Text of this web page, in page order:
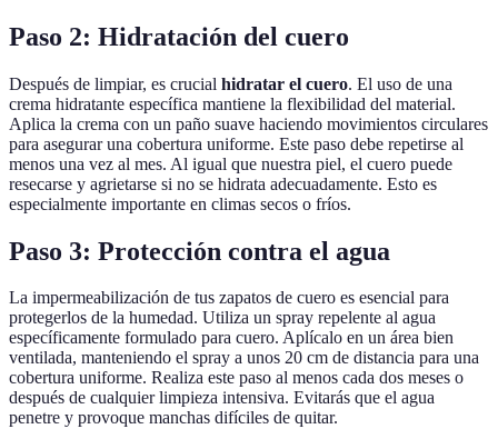
Paso 2: Hidratación del cuero
Después de limpiar, es crucial hidratar el cuero. El uso de una
crema hidratante específica mantiene la flexibilidad del material.
Aplica la crema con un paño suave haciendo movimientos circulares
para asegurar una cobertura uniforme. Este paso debe repetirse al
menos una vez al mes. Al igual que nuestra piel, el cuero puede
resecarse y agrietarse si no se hidrata adecuadamente. Esto es
especialmente importante en climas secos o fríos.
Paso 3: Protección contra el agua
La impermeabilización de tus zapatos de cuero es esencial para
protegerlos de la humedad. Utiliza un spray repelente al agua
específicamente formulado para cuero. Aplícalo en un área bien
ventilada, manteniendo el spray a unos 20 cm de distancia para una
cobertura uniforme. Realiza este paso al menos cada dos meses o
después de cualquier limpieza intensiva. Evitarás que el agua
penetre y provoque manchas difíciles de quitar.